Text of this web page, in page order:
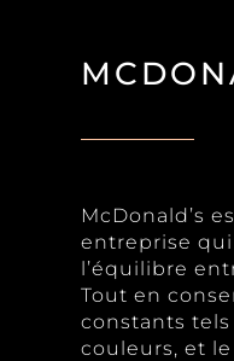
McDonald’s
entreprise
l’équilibre
Tout en
constants
couleurs, et le